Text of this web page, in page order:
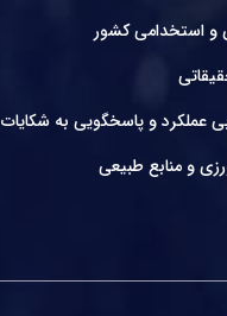
و استخدامی کشور
عملکرد و پاسخگویی به شکایات
و منابع طبیعی